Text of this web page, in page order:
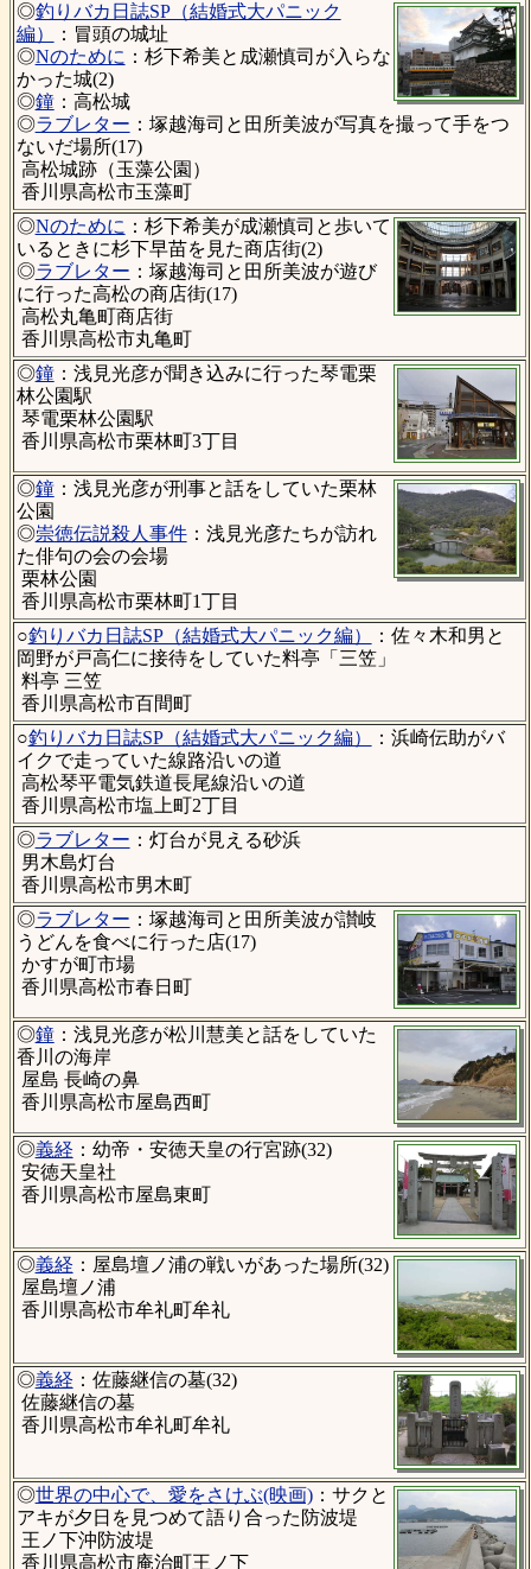
◎釣りバカ日誌SP（結婚式大パニック
編）
：冒頭の城址
◎Nのために ：杉下希美と成瀬慎司が入らな
かった城(2)
◎鐘：高松城
◎ラブレター ：塚越海司と田所美波が写真を撮って手をつ
ないだ場所(17)
高松城跡（玉藻公園）
香川県高松市玉藻町
◎Nのために ：杉下希美が成瀬慎司と歩いて
いるときに杉下早苗を見た商店街(2)
◎ラブレター ：塚越海司と田所美波が遊び
に行った高松の商店街(17)
高松丸亀町商店街
香川県高松市丸亀町
◎鐘：浅見光彦が聞き込みに行った琴電栗
林公園駅
琴電栗林公園駅
香川県高松市栗林町3丁目
◎鐘：浅見光彦が刑事と話をしていた栗林
公園
◎崇徳伝説殺人事件：浅見光彦たちが訪れ
た俳句の会の会場
栗林公園
香川県高松市栗林町1丁目
○釣りバカ日誌SP（結婚式大パニック編）
：佐々木和男と
岡野が戸高仁に接待をしていた料亭「三笠」
料亭 三笠
香川県高松市百間町
○釣りバカ日誌SP（結婚式大パニック編）
：浜崎伝助がバ
イクで走っていた線路沿いの道
高松琴平電気鉄道長尾線沿いの道
香川県高松市塩上町2丁目
◎ラブレター ：灯台が見える砂浜
男木島灯台
香川県高松市男木町
◎ラブレター ：塚越海司と田所美波が讃岐
うどんを食べに行った店(17)
かすが町市場
香川県高松市春日町
◎鐘：浅見光彦が松川慧美と話をしていた
香川の海岸
屋島 長崎の鼻
香川県高松市屋島西町
◎義経 ：幼帝・安徳天皇の行宮跡(32)
安徳天皇社
香川県高松市屋島東町
◎義経 ：屋島壇ノ浦の戦いがあった場所(32)
屋島壇ノ浦
香川県高松市牟礼町牟礼
◎義経 ：佐藤継信の墓(32)
佐藤継信の墓
香川県高松市牟礼町牟礼
◎世界の中心で、愛をさけぶ(映画)：サクと
アキが夕日を見つめて語り合った防波堤
王ノ下沖防波堤
香川県高松市庵治町王ノ下